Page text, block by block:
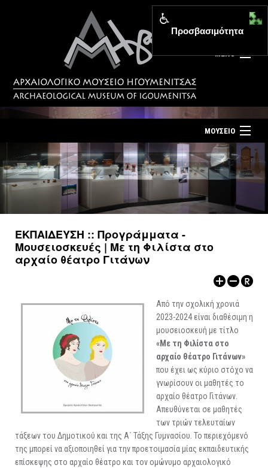
MENU
Αρχική σελίδα
Επίσκεψη
Επικοινωνία
Νέα
ΜΟΥΣΕΙΟ
ΤΟ ΜΟΥΣΕΙΟ
ΕΚΘΕΣΕΙΣ
ΕΚΔΟΣΕΙΣ
ΕΚΠΑΙΔΕΥΣΗ :: Προγράμματα -
Μουσειοσκευές | Με τη Φιλίστα στο
αρχαίο θέατρο Γιτάνων
Από την σχολική χρονιά
2023-2024 είναι διαθέσιμη η
μουσειοσκευή με τίτλο
«Με τη Φιλίστα στο
αρχαίο θέατρο Γιτάνων»
που έχει ως κύριο στόχο να
γνωρίσουν οι μαθητές το
αρχαίο θέατρο Γιτάνων.
Απευθύνεται σε μαθητές
των τριών τελευταίων
τάξεων του Δημοτικού και της Α΄ Τάξης Γυμνασίου. Το περιεχόμενό
της μπορεί να αξιοποιηθεί για την προετοιμασία μίας εκπαιδευτικής
επίσκεψης στο αρχαίο θέατρο και τον ομώνυμο αρχαιολογικό
Προσβασιμότητα